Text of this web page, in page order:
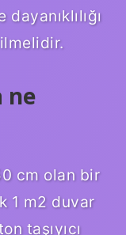
ne
cm olan bir
1 m2 duvar
taşıyıcı